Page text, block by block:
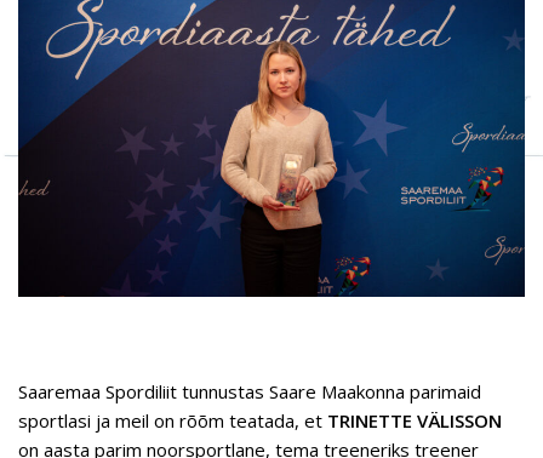
Saaremaa Spordiliit tunnustas Saare Maakonna parimaid
sportlasi ja meil on rõõm teatada, et TRINETTE VÄLISSON
on aasta parim noorsportlane, tema treeneriks treener